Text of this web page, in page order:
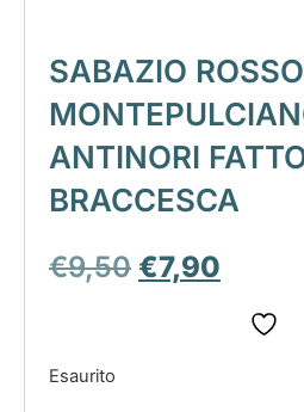
SABAZIO
ANTINORI
BRACCESCA
€9,50 €7,90
Esaurito